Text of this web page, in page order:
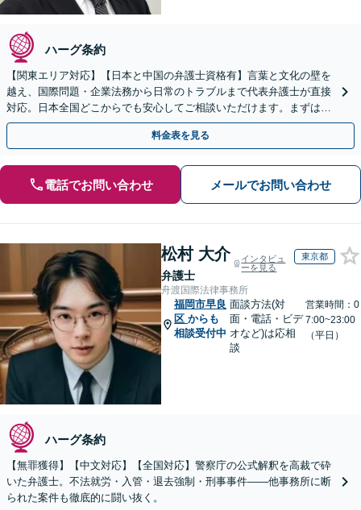
ハーグ条約
【関東エリア対応】【日本と中国の弁護士資格有】言葉と文化の壁を
越え、国際問題・企業法務から日常のトラブルまで代表弁護士が直接
対応。日本全国どこからでも安心してご相談いただけます。まずは一
歩を踏み出してみませんか。【初回相談無料】
料金表を見る
電話でお問い合わせ メールでお問い合わせ
松村 大介
弁護士
インタビュ
ーを見る
東京都
舟渡国際法律事務所
福岡市早良
区 からも
相談受付中
面談方法(対
面・電話・ビデ
オなど)は応相
談
営業時間：0
7:00~23:00
（平日）
ハーグ条約
【無罪獲得】【中文対応】【全国対応】警察庁の公式解釈を高裁で砕
いた弁護士。不法就労・入管・退去強制・刑事事件——他事務所に断
られた案件も徹底的に闘い抜く。